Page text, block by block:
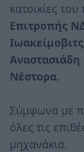
κατοικίες
Επιτροπής
Ιωακείμοβιτς
Αναστασιάδη
Νέστορα.
Σύμφωνα με
όλες τις
μηχανάκια.